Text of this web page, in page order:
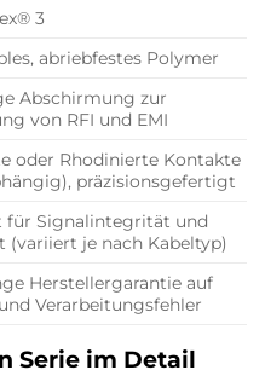
3
abriebfestes Polymer
Abschirmung zur
von RFI und EMI
oder Rhodinierte Kontakte
präzisionsgefertigt
Signalintegrität und
(variiert je nach Kabeltyp)
Herstellergarantie auf
Verarbeitungsfehler
Serie im Detail